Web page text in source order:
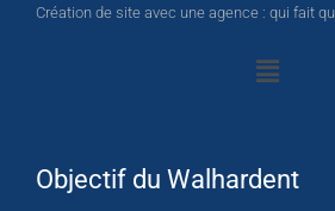
Création de site avec une agence : qui fait
Objectif du Walhardent